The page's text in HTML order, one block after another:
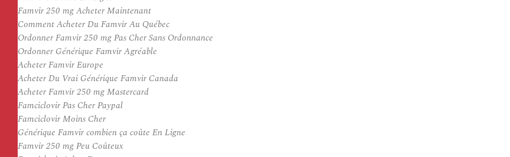
Famvir 250 mg Acheter Maintenant
Comment Acheter Du Famvir Au Québec
Ordonner Famvir 250 mg Pas Cher Sans Ordonnance
Ordonner Générique Famvir Agréable
Acheter Famvir Europe
Acheter Du Vrai Générique Famvir Canada
Acheter Famvir 250 mg Mastercard
Famciclovir Pas Cher Paypal
Famciclovir Moins Cher
Générique Famvir combien ça coûte En Ligne
Famvir 250 mg Peu Coûteux